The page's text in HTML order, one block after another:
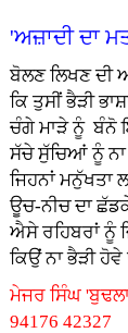
'ਅਜ਼ਾਦੀ ਦਾ
ਬੋਲਣ ਲਿਖਣ ਦੀ
ਕਿ ਤੁਸੀਂ ਭੈੜੀ
ਚੰਗੇ ਮਾੜੇ ਨੂੰ ਬੰਨੋ
ਸੱਚੇ ਸੁੱਚਿਆਂ ਨੂੰ
ਜਿਹਨਾਂ ਮਨੁੱਖਤਾ
ਊਚ-ਨੀਚ ਦਾ
ਐਸੇ ਰਹਿਬਰਾਂ ਨੂੰ
ਕਿਉਂ ਨਾ ਭੈੜੀ
ਮੇਜਰ ਸਿੰਘ
94176 42327